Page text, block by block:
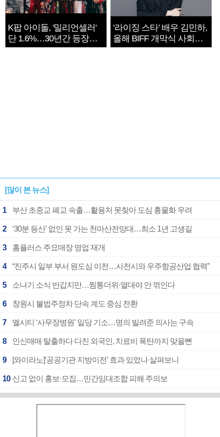
K팝 아이돌, '밀리언셀러'
단 1.6%…30년간 등장
1182개팀 전수조사
‘라이징 스타’ 배우 김민하,
올해 BIFF 개막식 사회자
확정
[많이 본 뉴스]
1 부산 초중교 폐교 속출…활용처 못찾아 도심 흉물화 우려
2 ‘30분 등산’ 없인 못 가는 천마산전망대…최소 1년 고생길
3 홈플러스 주요매장 영업 재개
4 “진주시 일부 부서 원도심 이전…사천시와 우주항공산업 협력”
5 소나기 소식 반갑지만…찜통더위·열대야 안 꺾인다
6 창원시 불법주정차 단속 계도 중심 전환
7 엘시티 ‘사무장병원’ 일당 기소…명의 빌려준 의사는 구속
8 인신매매 탈출하다 다친 외국인, 치료비 폭탄까지 맞을뻔
9 [와이라노]‘공공기관 지방이전’ 효과 있었나 살펴보니
10 신고 없이 홍보·모집…민간임대조합 피해 주의보